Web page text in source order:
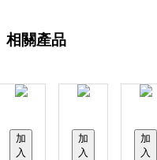
相關產品
加
入
加
入
加
入